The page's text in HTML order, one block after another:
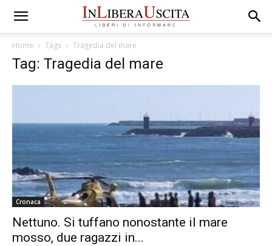
Home Tags Tragedia del mare
Tag: Tragedia del mare
Cronaca
Nettuno. Si tuffano nonostante il mare
mosso, due ragazzi in...